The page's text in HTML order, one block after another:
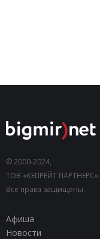
© 2000-2024,
ТОВ «КЕПРЕЙТ ПАРТНЕРС».
Все права защищены.
Афиша
Новости